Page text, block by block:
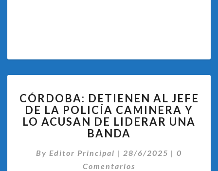
DETIENEN
AL
JEFE
DE
POLICÍA
CAMINERA
CÓRDOBA: DETIENEN AL JEFE
DE LA POLICÍA CAMINERA Y
LO ACUSAN DE LIDERAR UNA
BANDA
By Editor Principal | 28/6/2025 | 0
Comentarios